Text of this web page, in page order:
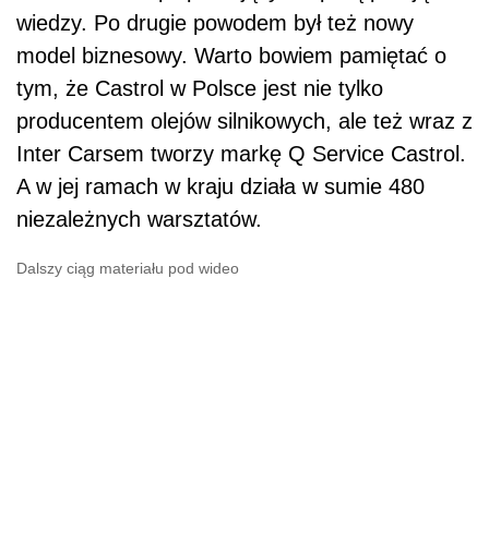
wiedzy. Po drugie powodem był też nowy
model biznesowy. Warto bowiem pamiętać o
tym, że Castrol w Polsce jest nie tylko
producentem olejów silnikowych, ale też wraz z
Inter Carsem tworzy markę Q Service Castrol.
A w jej ramach w kraju działa w sumie 480
niezależnych warsztatów.
Dalszy ciąg materiału pod wideo